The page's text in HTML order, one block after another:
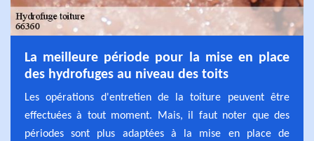
La meilleure période pour la mise en place
des hydrofuges au niveau des toits
Les opérations d'entretien de la toiture peuvent être
effectuées à tout moment. Mais, il faut noter que des
périodes sont plus adaptées à la mise en place de